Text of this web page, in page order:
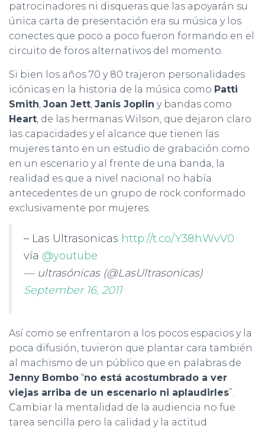
patrocinadores ni disqueras que las apoyarán su
única carta de presentación era su música y los
conectes que poco a poco fueron formando en el
circuito de foros alternativos del momento.
Si bien los años 70 y 80 trajeron personalidades
icónicas en la historia de la música como Patti
Smith, Joan Jett, Janis Joplin y bandas como
Heart, de las hermanas Wilson, que dejaron claro
las capacidades y el alcance que tienen las
mujeres tanto en un estudio de grabación como
en un escenario y al frente de una banda, la
realidad es que a nivel nacional no había
antecedentes de un grupo de rock conformado
exclusivamente por mujeres.
– Las Ultrasonicas http://t.co/Y38hWvV0
vía @youtube
— ultrasónicas (@LasUltrasonicas)
September 16, 2011
Así como se enfrentaron a los pocos espacios y la
poca difusión, tuvieron que plantar cara también
al machismo de un público que en palabras de
Jenny Bombo “no está acostumbrado a ver
viejas arriba de un escenario ni aplaudirles”.
Cambiar la mentalidad de la audiencia no fue
tarea sencilla pero la calidad y la actitud